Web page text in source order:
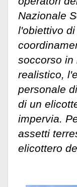
Nazionale
l'obiettivo
soccorso in
realistico,
personale
di un
impervia.
assetti
elicottero